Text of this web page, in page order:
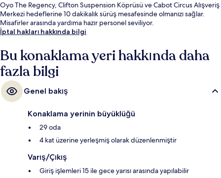
Oyo The Regency, Clifton Suspension Köprüsü ve Cabot Circus Alışveriş
Merkezi hedeflerine 10 dakikalık sürüş mesafesinde olmanızı sağlar.
Misafirler arasında yardıma hazır personel seviliyor.
İptal hakları hakkında bilgi
Bu konaklama yeri hakkında daha
fazla bilgi
Genel bakış
Konaklama yerinin büyüklüğü
29 oda
4 kat üzerine yerleşmiş olarak düzenlenmiştir
Varış/Çıkış
Giriş işlemleri 15 ile gece yarısı arasında yapılabilir